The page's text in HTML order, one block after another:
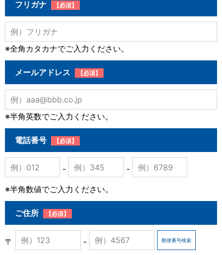
フリガナ 【必須】
※全角カタカナでご入力ください。
メールアドレス 【必須】
※半角英数でご入力ください。
電話番号 【必須】
- -
※半角数値でご入力ください。
ご住所 【必須】
〒 - 郵便番号検索